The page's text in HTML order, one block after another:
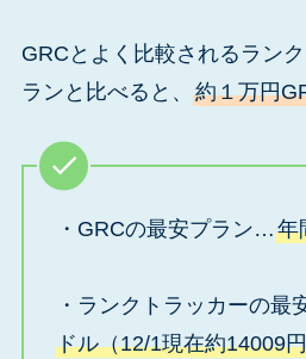
GRCとよく比較されるラン
ランと比べると、 約１万円
・GRCの最安プラン…年
・ランクトラッカーの最
ドル（12/1現在約14009